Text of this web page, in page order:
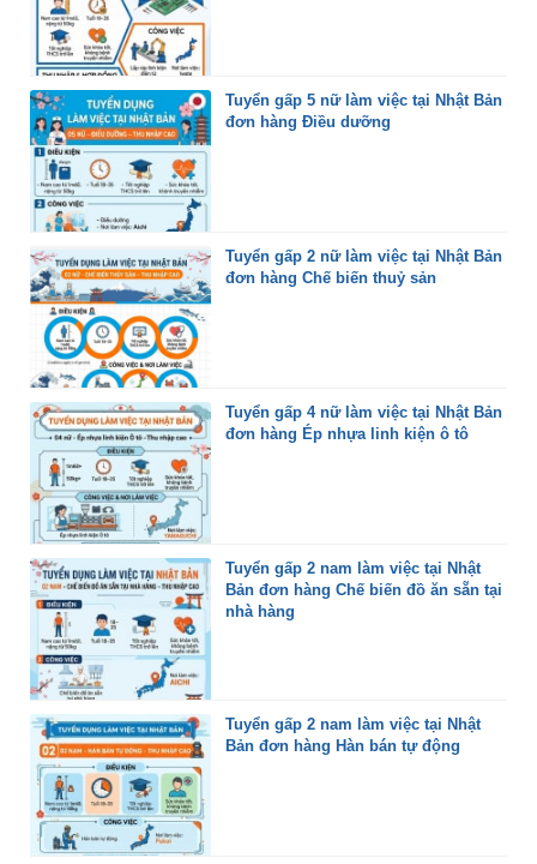
Tuyển gấp 5 nữ làm việc tại Nhật Bản
đơn hàng Điều dưỡng
Tuyển gấp 2 nữ làm việc tại Nhật Bản
đơn hàng Chế biến thuỷ sản
Tuyển gấp 4 nữ làm việc tại Nhật Bản
đơn hàng Ép nhựa linh kiện ô tô
Tuyển gấp 2 nam làm việc tại Nhật
Bản đơn hàng Chế biến đồ ăn sẵn tại
nhà hàng
Tuyển gấp 2 nam làm việc tại Nhật
Bản đơn hàng Hàn bán tự động